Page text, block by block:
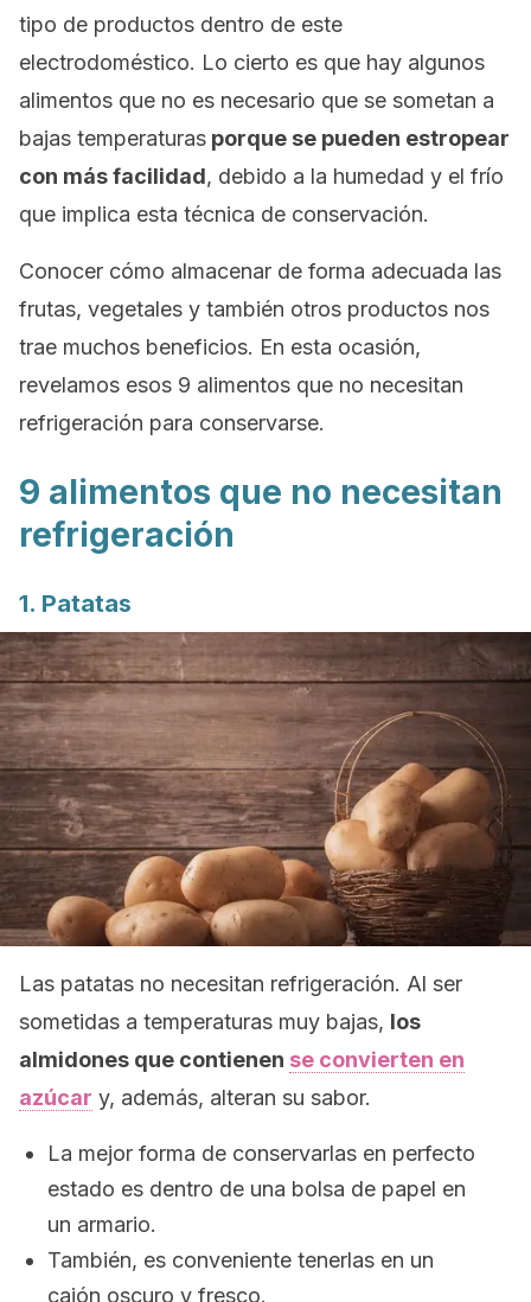
tipo de productos dentro de este
electrodoméstico. Lo cierto es que hay algunos
alimentos que no es necesario que se sometan a
bajas temperaturas porque se pueden estropear
con más facilidad, debido a la humedad y el frío
que implica esta técnica de conservación.
Conocer cómo almacenar de forma adecuada las
frutas, vegetales y también otros productos nos
trae muchos beneficios. En esta ocasión,
revelamos esos 9 alimentos que no necesitan
refrigeración para conservarse.
9 alimentos que no necesitan
refrigeración
1. Patatas
Las patatas no necesitan refrigeración. Al ser
sometidas a temperaturas muy bajas, los
almidones que contienen se convierten en
azúcar y, además, alteran su sabor.
La mejor forma de conservarlas en perfecto
estado es dentro de una bolsa de papel en
un armario.
También, es conveniente tenerlas en un
cajón oscuro y fresco.